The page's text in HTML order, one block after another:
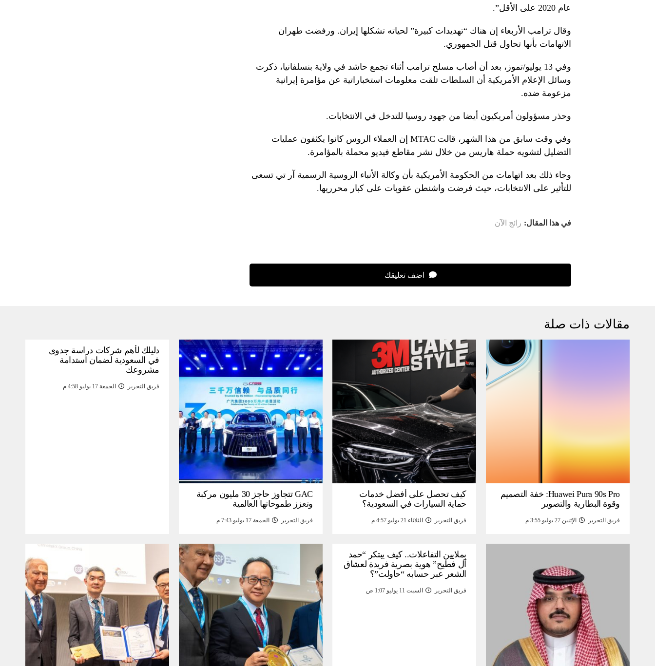
عام 2020 على الأقل”.
وقال ترامب الأربعاء إن هناك “تهديدات كبيرة” لحياته تشكلها إيران. ورفضت طهران
الاتهامات بأنها تحاول قتل الجمهوري.
وفي 13 يوليو/تموز، بعد أن أصاب مسلح ترامب أثناء تجمع حاشد في ولاية بنسلفانيا، ذكرت
وسائل الإعلام الأمريكية أن السلطات تلقت معلومات استخباراتية عن مؤامرة إيرانية
مزعومة ضده.
وحذر مسؤولون أمريكيون أيضا من جهود روسيا للتدخل في الانتخابات.
وفي وقت سابق من هذا الشهر، قالت MTAC إن العملاء الروس كانوا يكثفون عمليات
التضليل لتشويه حملة هاريس من خلال نشر مقاطع فيديو محملة بالمؤامرة.
وجاء ذلك بعد اتهامات من الحكومة الأمريكية بأن وكالة الأنباء الروسية الرسمية آر تي تسعى
للتأثير على الانتخابات، حيث فرضت واشنطن عقوبات على كبار محرريها.
في هذا المقال: رائج الآن
اضف تعليقك
مقالات ذات صلة
Huawei Pura 90s Pro: خفة التصميم
وقوة البطارية والتصوير
فريق التحرير الإثنين 27 يوليو 3:55 م
كيف تحصل على أفضل خدمات
حماية السيارات في السعودية؟
فريق التحرير الثلاثاء 21 يوليو 4:57 م
GAC تتجاوز حاجز 30 مليون مركبة
وتعزز طموحاتها العالمية
فريق التحرير الجمعة 17 يوليو 7:43 م
دليلك لأهم شركات دراسة جدوى
في السعودية لضمان استدامة
مشروعك
فريق التحرير الجمعة 17 يوليو 4:58 م
بملايين التفاعلات.. كيف يبتكر “حمد
آل فطيح” هوية بصرية فريدة لعشاق
الشعر عبر حسابه “حاولت”؟
فريق التحرير السبت 11 يوليو 1:07 ص